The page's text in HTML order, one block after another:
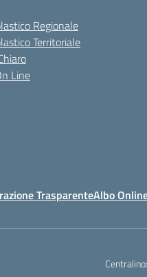
Regionale
Territoriale
Line
TrasparenteAlbo
Centralino: